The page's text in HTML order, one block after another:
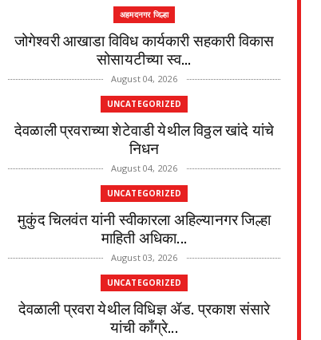
अहमदनगर जिल्हा
जोगेश्वरी आखाडा विविध कार्यकारी सहकारी विकास
सोसायटीच्या स्व...
August 04, 2026
UNCATEGORIZED
देवळाली प्रवराच्या शेटेवाडी येथील विठ्ठल खांदे यांचे
निधन
August 04, 2026
UNCATEGORIZED
मुकुंद चिलवंत यांनी स्वीकारला अहिल्यानगर जिल्हा
माहिती अधिका...
August 03, 2026
UNCATEGORIZED
देवळाली प्रवरा येथील विधिज्ञ ॲड. प्रकाश संसारे
यांची काँग्रे...